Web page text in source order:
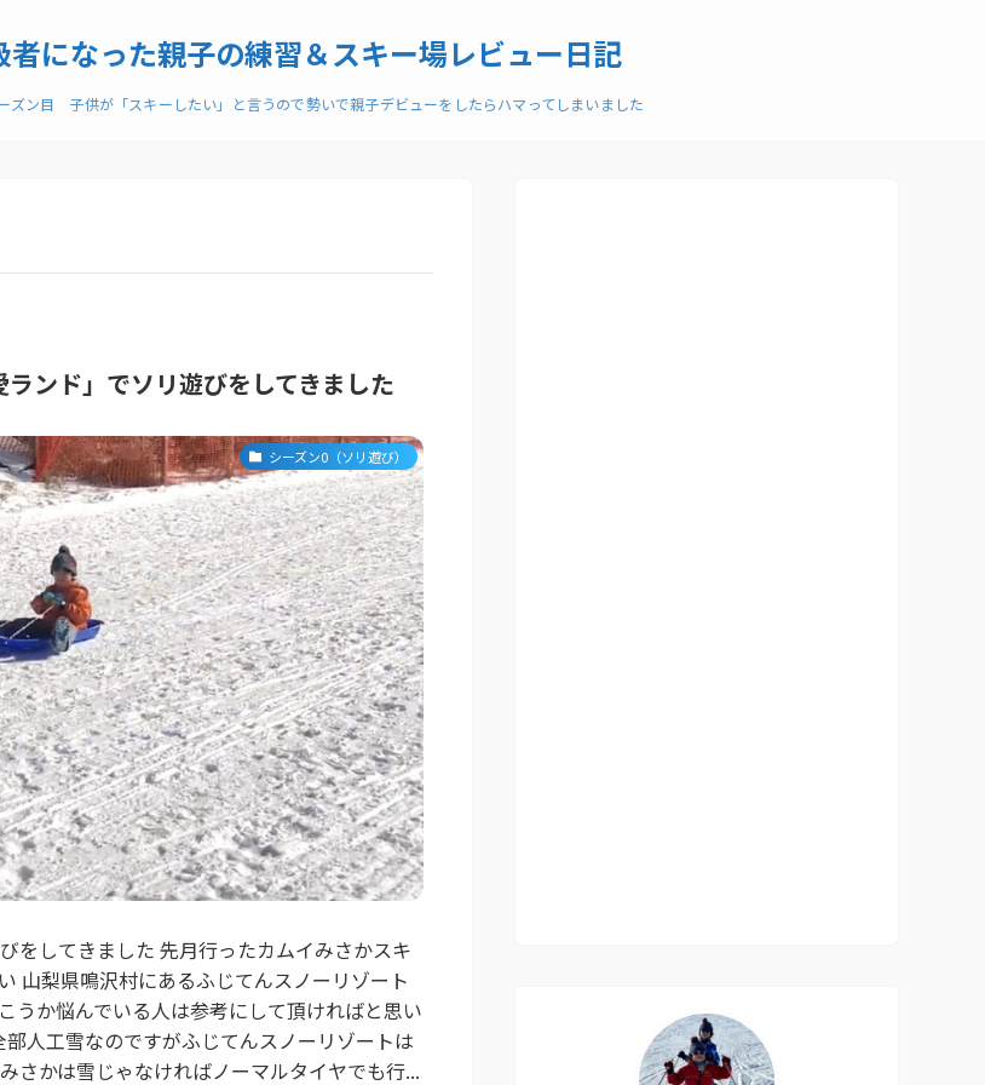
になった親子の練習＆スキー場レビュー日記
ズン目 子供が「スキーしたい」と言うので勢いで親子デビューをしたらハマってしまいました
ンド」でソリ遊びをしてきました
シーズン0（ソリ遊び）
をしてきました 先月行ったカムイみさかスキ
山梨県鳴沢村にあるふじてんスノーリゾート
うか悩んでいる人は参考にして頂ければと思い
人工雪なのですがふじてんスノーリゾートは
さかは雪じゃなければノーマルタイヤでも行...